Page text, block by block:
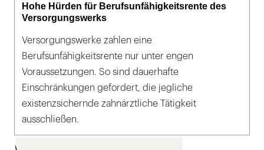
Hohe Hürden für Berufsunfähigkeitsrente des
Versorgungswerks
Versorgungswerke zahlen eine
Berufsunfähigkeitsrente nur unter engen
Voraussetzungen. So sind dauerhafte
Einschränkungen gefordert, die jegliche
existenzsichernde zahnärztliche Tätigkeit
ausschließen.